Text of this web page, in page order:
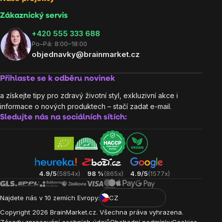
Zákaznický servis
‭+420 555 333 688
Po–Pá: 8:00–18:00
objednavky@brainmarket.cz
Přihlaste se k odběru novinek
a získejte tipy pro zdravý životní styl, exkluzivní akce i
informace o nových produktech – stačí zadat e-mail.
Sledujte nás na sociálních sítích:
4.9/5(5854x) 98 %(865x) 4.9/5(1577x)
Najdete nás v 10 zemích Evropy:
CZ
Copyright 2026 BrainMarket.cz. Všechna práva vyhrazena.